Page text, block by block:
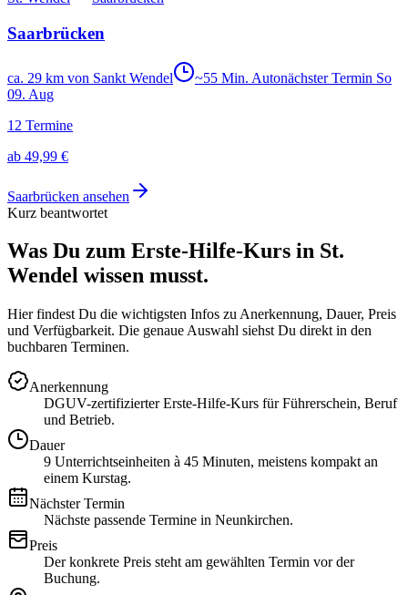
Saarbrücken
ca. 29 km von Sankt Wendel ~55 Min. Autonächster Termin So
09. Aug
12 Termine
ab 49,99 €
Saarbrücken ansehen
Kurz beantwortet
Was Du zum Erste-Hilfe-Kurs in St.
Wendel wissen musst.
Hier findest Du die wichtigsten Infos zu Anerkennung, Dauer, Preis
und Verfügbarkeit. Die genaue Auswahl siehst Du direkt in den
buchbaren Terminen.
Anerkennung
DGUV-zertifizierter Erste-Hilfe-Kurs für Führerschein, Beruf
und Betrieb.
Dauer
9 Unterrichtseinheiten à 45 Minuten, meistens kompakt an
einem Kurstag.
Nächster Termin
Nächste passende Termine in Neunkirchen.
Preis
Der konkrete Preis steht am gewählten Termin vor der
Buchung.